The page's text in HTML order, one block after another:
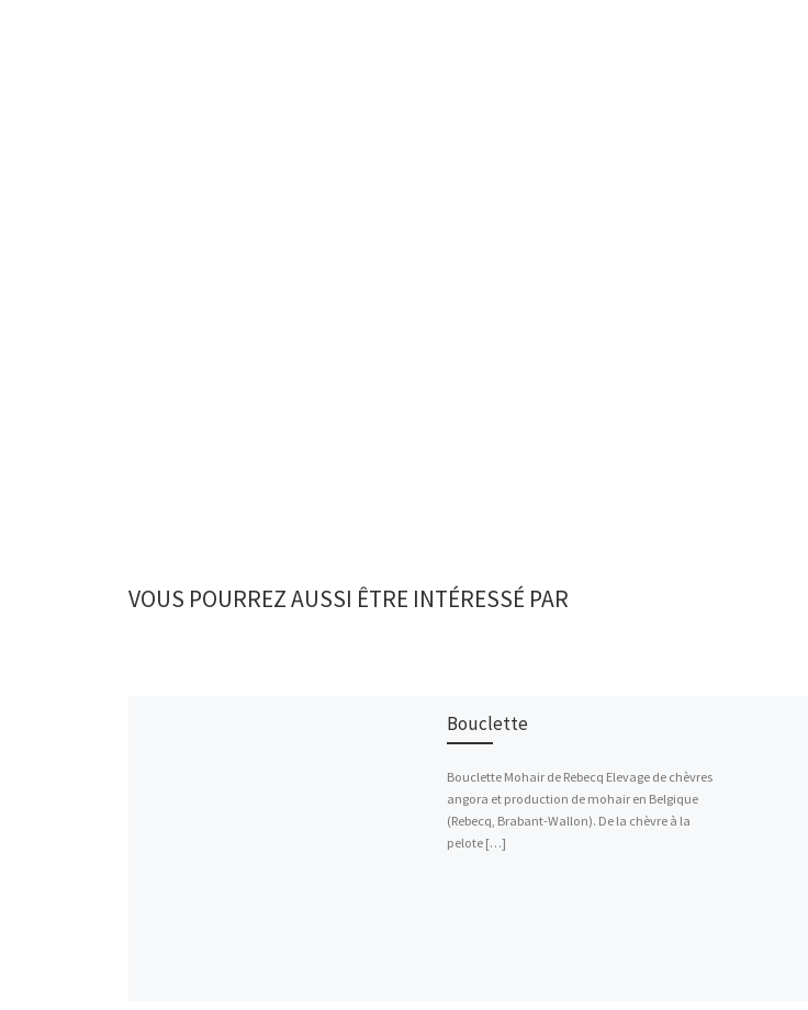
VOUS POURREZ AUSSI ÊTRE INTÉRESSÉ PAR
Bouclette
Bouclette Mohair de Rebecq Elevage de chèvres
angora et production de mohair en Belgique
(Rebecq, Brabant-Wallon). De la chèvre à la
pelote […]